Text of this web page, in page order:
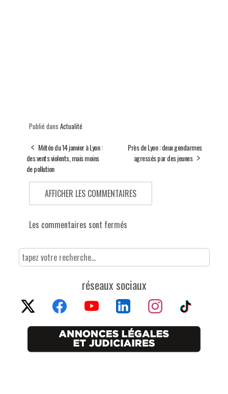
Publié dans Actualité
Météo du 14 janvier à Lyon :
des vents violents, mais moins
de pollution
Près de Lyon : deux gendarmes
agressés par des jeunes
AFFICHER LES COMMENTAIRES
Les commentaires sont fermés
réseaux sociaux